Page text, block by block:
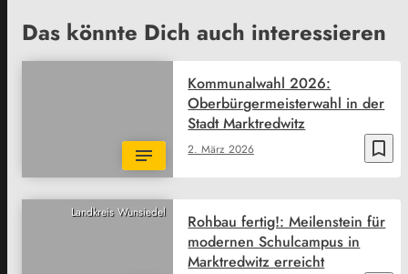
Das könnte Dich auch interessieren
bookmark_border
2. März 2026
Kommunalwahl 2026:
Oberbürgermeisterwahl in der
Stadt Marktredwitz
Landkreis Wunsiedel
Rohbau fertig!: Meilenstein für
modernen Schulcampus in
Marktredwitz erreicht